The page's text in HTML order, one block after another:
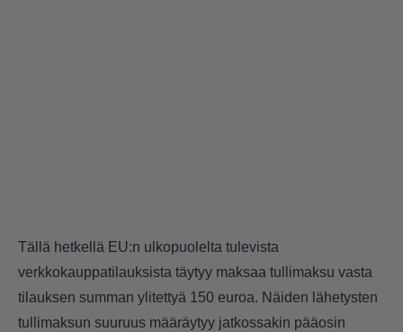
Tällä hetkellä EU:n ulkopuolelta tulevista
verkkokauppatilauksista täytyy maksaa tullimaksu vasta
tilauksen summan ylitettyä 150 euroa. Näiden lähetysten
tullimaksun suuruus määräytyy jatkossakin pääosin